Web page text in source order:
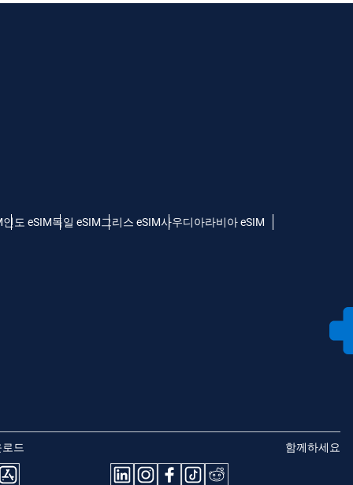
인도 eSIM독일 eSIM그리스 eSIM사우디아라비아 eSIM
드 함께하세요